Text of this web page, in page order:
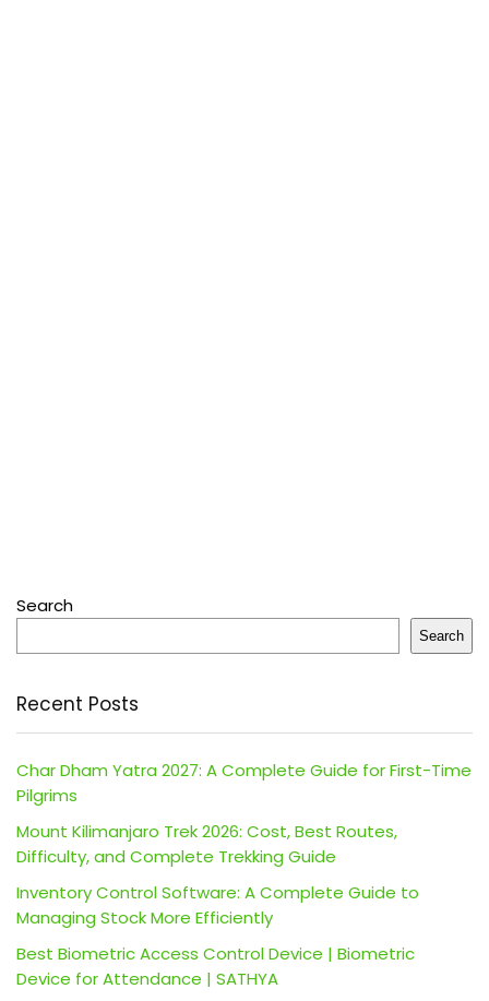
Search
Search
Recent Posts
Char Dham Yatra 2027: A Complete Guide for First-Time
Pilgrims
Mount Kilimanjaro Trek 2026: Cost, Best Routes,
Difficulty, and Complete Trekking Guide
Inventory Control Software: A Complete Guide to
Managing Stock More Efficiently
Best Biometric Access Control Device | Biometric
Device for Attendance | SATHYA